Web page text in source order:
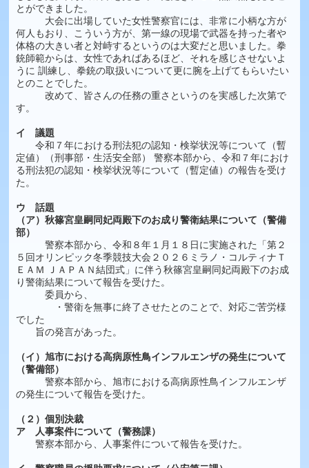
とができました。
大会に出場していた女性警察官には、非常に小柄な方が
何人もおり、こういう方が、第一線の現場で武器を持った者や
体格の大きい者と対峙するというのは大変だと思いました。拳
銃師範からは、女性であればあるほど、それを感じさせないよ
うに 訓練し、拳銃の取扱いについて更に腕を上げてもらいたい
とのことでした。
改めて、皆さんの任務の重さというのを実感した次第で
す。
イ 議題
令和７年における刑法犯の認知・検挙状況等について（暫
定値）（刑事部・生活安全部） 警察本部から、令和７年におけ
る刑法犯の認知・検挙状況等について（暫定値）の報告を受け
た。
ウ 話題
（ア）秋篠宮皇嗣同妃両殿下のお成り警衛結果について（警備
部）
警察本部から、令和８年１月１８日に実施された「第２
５回オリンピック冬季競技大会２０２６ミラノ・コルティナＴ
ＥＡＭ ＪＡＰＡＮ結団式」に伴う秋篠宮皇嗣同妃両殿下のお成
り警衛結果について報告を受けた。
委員から、
・警衛を無事に終了させたとのことで、対応ご苦労様
でした
旨の発言があった。
（イ）旭市における高病原性鳥インフルエンザの発生について
（警備部）
警察本部から、旭市における高病原性鳥インフルエンザ
の発生について報告を受けた。
（２）個別決裁
ア 人事案件について（警務課）
警察本部から、人事案件について報告を受けた。